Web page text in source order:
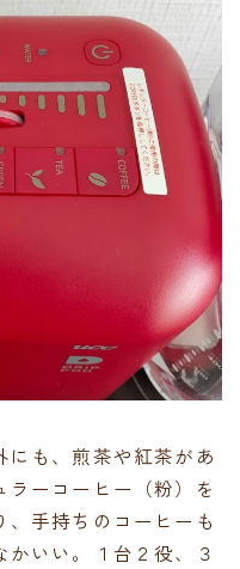
も、煎茶や紅茶があ
ラーコーヒー（粉）を
手持ちのコーヒーも
いい。１台２役、３